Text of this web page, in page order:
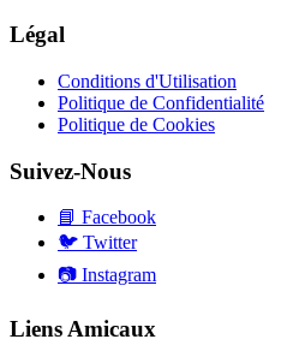
Légal
Conditions d'Utilisation
Politique de Confidentialité
Politique de Cookies
Suivez-Nous
📘 Facebook
🐦 Twitter
📷 Instagram
Liens Amicaux